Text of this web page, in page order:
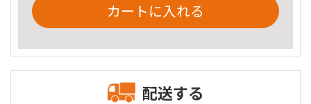
カートに入れる
配送する